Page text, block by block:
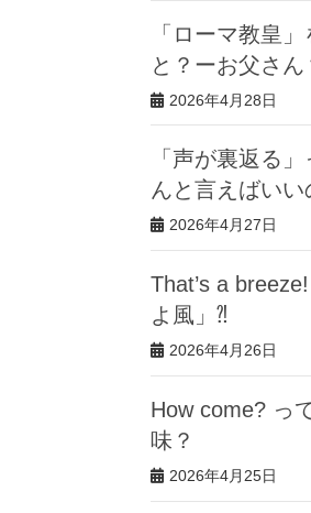
「ローマ教皇
と？ーお父さん
2026年4月28日
「声が裏返る
んと言えばいい
2026年4月27日
That’s a
よ風」⁈
2026年4月26日
How come? っ
味？
2026年4月25日